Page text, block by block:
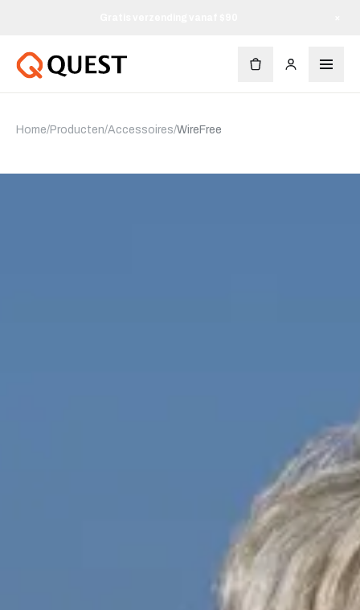
Home/Producten/Accessoires/WireFree